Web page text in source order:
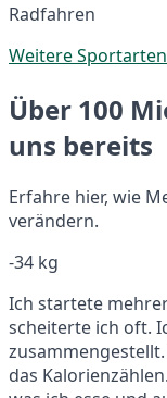
Radfahren
Weitere Sportarten
Über 100
uns bereits
Erfahre hier, wie
verändern.
-34 kg
Ich startete
scheiterte ich oft.
das